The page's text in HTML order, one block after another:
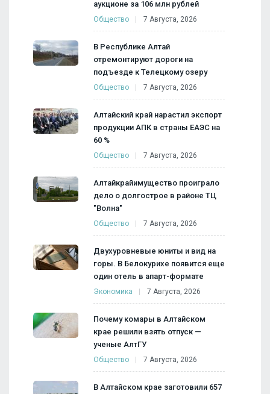
аукционе за 106 млн рублей
Общество 7 Августа, 2026
В Республике Алтай
отремонтируют дороги на
подъезде к Телецкому озеру
Общество 7 Августа, 2026
Алтайский край нарастил экспорт
продукции АПК в страны ЕАЭС на
60 %
Общество 7 Августа, 2026
Алтайкрайимущество проиграло
дело о долгострое в районе ТЦ
"Волна"
Общество 7 Августа, 2026
Двухуровневые юниты и вид на
горы. В Белокурихе появится еще
один отель в апарт-формате
Экономика 7 Августа, 2026
Почему комары в Алтайском
крае решили взять отпуск —
ученые АлтГУ
Общество 7 Августа, 2026
В Алтайском крае заготовили 657